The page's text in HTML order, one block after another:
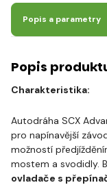
Popis a parametry
Popis
Charakteristika:
Autodráha SCX
pro napínavější
možností
mostem a svodidly.
ovladače s